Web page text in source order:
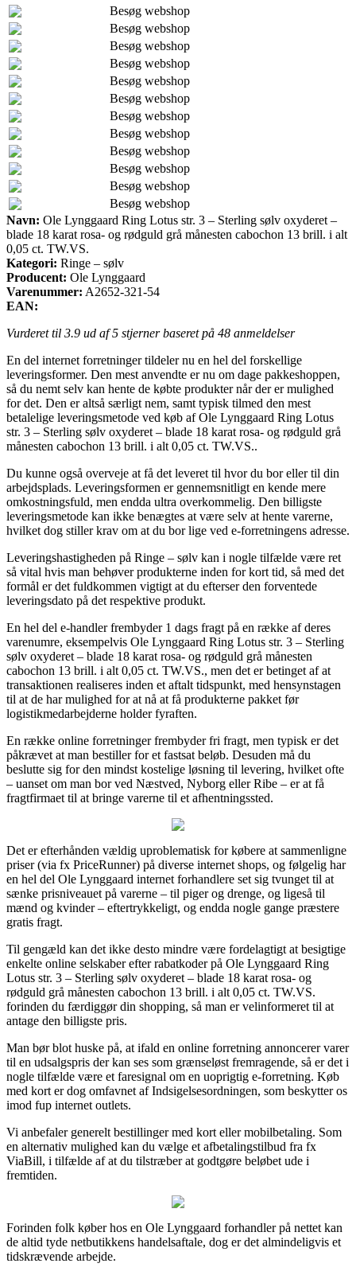
Besøg webshop
Besøg webshop
Besøg webshop
Besøg webshop
Besøg webshop
Besøg webshop
Besøg webshop
Besøg webshop
Besøg webshop
Besøg webshop
Besøg webshop
Besøg webshop
Navn: Ole Lynggaard Ring Lotus str. 3 – Sterling sølv oxyderet –
blade 18 karat rosa- og rødguld grå månesten cabochon 13 brill. i alt
0,05 ct. TW.VS.
Kategori: Ringe – sølv
Producent: Ole Lynggaard
Varenummer: A2652-321-54
EAN:
Vurderet til 3.9 ud af 5 stjerner baseret på 48 anmeldelser
En del internet forretninger tildeler nu en hel del forskellige
leveringsformer. Den mest anvendte er nu om dage pakkeshoppen,
så du nemt selv kan hente de købte produkter når der er mulighed
for det. Den er altså særligt nem, samt typisk tilmed den mest
betalelige leveringsmetode ved køb af Ole Lynggaard Ring Lotus
str. 3 – Sterling sølv oxyderet – blade 18 karat rosa- og rødguld grå
månesten cabochon 13 brill. i alt 0,05 ct. TW.VS..
Du kunne også overveje at få det leveret til hvor du bor eller til din
arbejdsplads. Leveringsformen er gennemsnitligt en kende mere
omkostningsfuld, men endda ultra overkommelig. Den billigste
leveringsmetode kan ikke benægtes at være selv at hente varerne,
hvilket dog stiller krav om at du bor lige ved e-forretningens adresse.
Leveringshastigheden på Ringe – sølv kan i nogle tilfælde være ret
så vital hvis man behøver produkterne inden for kort tid, så med det
formål er det fuldkommen vigtigt at du efterser den forventede
leveringsdato på det respektive produkt.
En hel del e-handler frembyder 1 dags fragt på en række af deres
varenumre, eksempelvis Ole Lynggaard Ring Lotus str. 3 – Sterling
sølv oxyderet – blade 18 karat rosa- og rødguld grå månesten
cabochon 13 brill. i alt 0,05 ct. TW.VS., men det er betinget af at
transaktionen realiseres inden et aftalt tidspunkt, med hensynstagen
til at de har mulighed for at nå at få produkterne pakket før
logistikmedarbejderne holder fyraften.
En række online forretninger frembyder fri fragt, men typisk er det
påkrævet at man bestiller for et fastsat beløb. Desuden må du
beslutte sig for den mindst kostelige løsning til levering, hvilket ofte
– uanset om man bor ved Næstved, Nyborg eller Ribe – er at få
fragtfirmaet til at bringe varerne til et afhentningssted.
Det er efterhånden vældig uproblematisk for købere at sammenligne
priser (via fx PriceRunner) på diverse internet shops, og følgelig har
en hel del Ole Lynggaard internet forhandlere set sig tvunget til at
sænke prisniveauet på varerne – til piger og drenge, og ligeså til
mænd og kvinder – eftertrykkeligt, og endda nogle gange præstere
gratis fragt.
Til gengæld kan det ikke desto mindre være fordelagtigt at besigtige
enkelte online selskaber efter rabatkoder på Ole Lynggaard Ring
Lotus str. 3 – Sterling sølv oxyderet – blade 18 karat rosa- og
rødguld grå månesten cabochon 13 brill. i alt 0,05 ct. TW.VS.
forinden du færdiggør din shopping, så man er velinformeret til at
antage den billigste pris.
Man bør blot huske på, at ifald en online forretning annoncerer varer
til en udsalgspris der kan ses som grænseløst fremragende, så er det i
nogle tilfælde være et faresignal om en uoprigtig e-forretning. Køb
med kort er dog omfavnet af Indsigelsesordningen, som beskytter os
imod fup internet outlets.
Vi anbefaler generelt bestillinger med kort eller mobilbetaling. Som
en alternativ mulighed kan du vælge et afbetalingstilbud fra fx
ViaBill, i tilfælde af at du tilstræber at godtgøre beløbet ude i
fremtiden.
Forinden folk køber hos en Ole Lynggaard forhandler på nettet kan
de altid tyde netbutikkens handelsaftale, dog er det almindeligvis et
tidskrævende arbejde.